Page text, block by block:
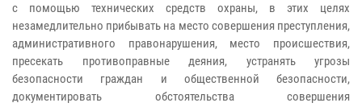
с помощью технических средств охраны, в этих целях
незамедлительно прибывать на место совершения преступления,
административного правонарушения, место происшествия,
пресекать противоправные деяния, устранять угрозы
безопасности граждан и общественной безопасности,
документировать обстоятельства совершения